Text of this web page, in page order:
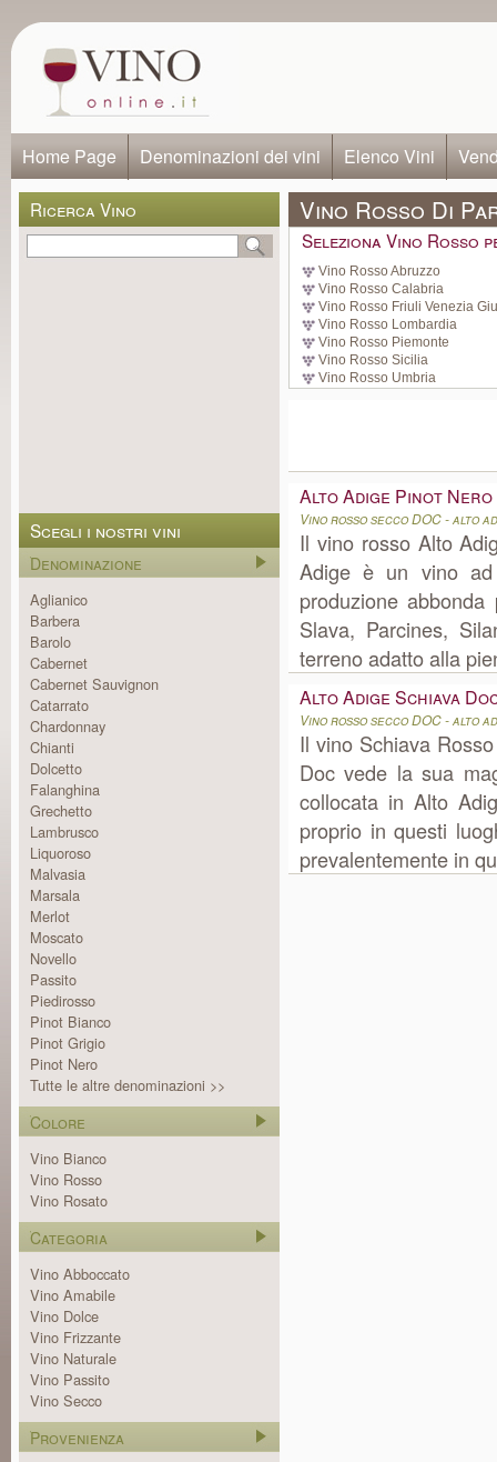
Home Page Denominazioni dei vini Elenco Vini
Ricerca Vino
Scegli i nostri vini
Denominazione
Aglianico
Barbera
Barolo
Cabernet
Cabernet Sauvignon
Catarrato
Chardonnay
Chianti
Dolcetto
Falanghina
Grechetto
Lambrusco
Liquoroso
Malvasia
Marsala
Merlot
Moscato
Novello
Passito
Piedirosso
Pinot Bianco
Pinot Grigio
Pinot Nero
Tutte le altre denominazioni >>
Colore
Vino Bianco
Vino Rosso
Vino Rosato
Categoria
Vino Abboccato
Vino Amabile
Vino Dolce
Vino Frizzante
Vino Naturale
Vino Passito
Vino Secco
Provenienza
Vino Rosso Di
Seleziona Vino Rosso
Vino Rosso Abruzzo
Vino Rosso Calabria
Vino Rosso Friuli Venezia
Vino Rosso Lombardia
Vino Rosso Piemonte
Vino Rosso Sicilia
Vino Rosso Umbria
Alto Adige Pinot Nero
Vino rosso secco DOC - alto
Il vino rosso Alto
Adige è un vino
produzione
Slava, Parcines,
terreno adatto alla
Alto Adige Schiava
Vino rosso secco DOC - alto
Il vino Schiava
Doc vede la sua
collocata in Alto
proprio in questi
prevalentemente in